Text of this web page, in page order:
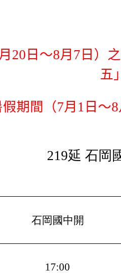
20日～8月7日）
五
期間（7月1日～
219延 石岡
石岡國中開
17:00